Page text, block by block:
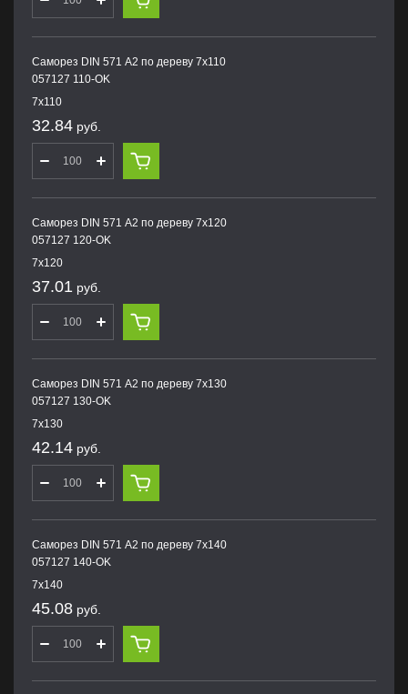
Саморез DIN 571 А2 по дереву 7х110
057127 110-OK
7х110
32.84 руб.
Саморез DIN 571 А2 по дереву 7х120
057127 120-OK
7х120
37.01 руб.
Саморез DIN 571 А2 по дереву 7х130
057127 130-OK
7х130
42.14 руб.
Саморез DIN 571 А2 по дереву 7х140
057127 140-OK
7х140
45.08 руб.